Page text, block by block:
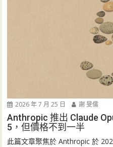
2026 年 7 月 25 日 謝 旻儒
Anthropic 推出 Claude
5，但價格不到一半
此篇文章聚焦於 Anthropic 於